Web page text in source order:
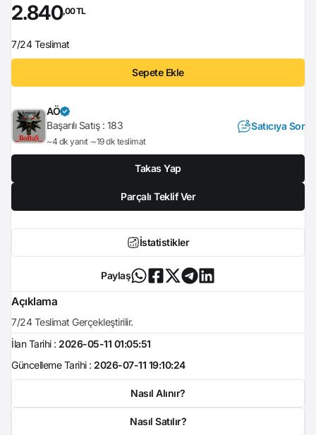
2.840,00 TL
7/24 Teslimat
Sepete Ekle
AÖ
Başarılı Satış : 183
~4 dk yanıt ~19 dk teslimat
Satıcıya Sor
Takas Yap
Parçalı Teklif Ver
İstatistikler
Paylaş
Açıklama
7/24 Teslimat Gerçekleştirilir.
İlan Tarihi : 2026-05-11 01:05:51
Güncelleme Tarihi : 2026-07-11 19:10:24
Nasıl Alınır?
Nasıl Satılır?